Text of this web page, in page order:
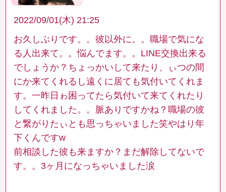
2022/09/01(木) 21:25
お久しぶりです。。彼以外に。。職場で気にな
る人出来て。。悩んでます。。LINE交換出来る
でしょうか？ちょっかいして来たり、ぃつの間
にか来てくれるし遠くに居ても気付いてくれま
す。一昨日ゎ困ってたら気付いて来てくれたり
してくれました。。脈ありですかね？職場の彼
と繋がりたぃとも思っちゃいました笑やはり年
下くんですw
前相談した彼も来ますか？まだ解除してないで
す。。3ヶ月になっちゃいました涙